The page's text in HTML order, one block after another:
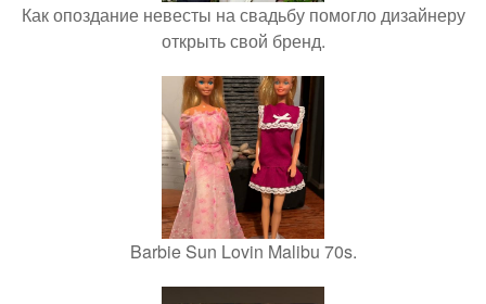
Как опоздание невесты на свадьбу помогло дизайнеру
открыть свой бренд.
Barbie Sun Lovin Malibu 70s.